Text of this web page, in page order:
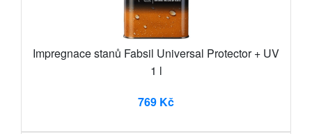
Impregnace stanů Fabsil Universal Protector + UV
1 l
769 Kč